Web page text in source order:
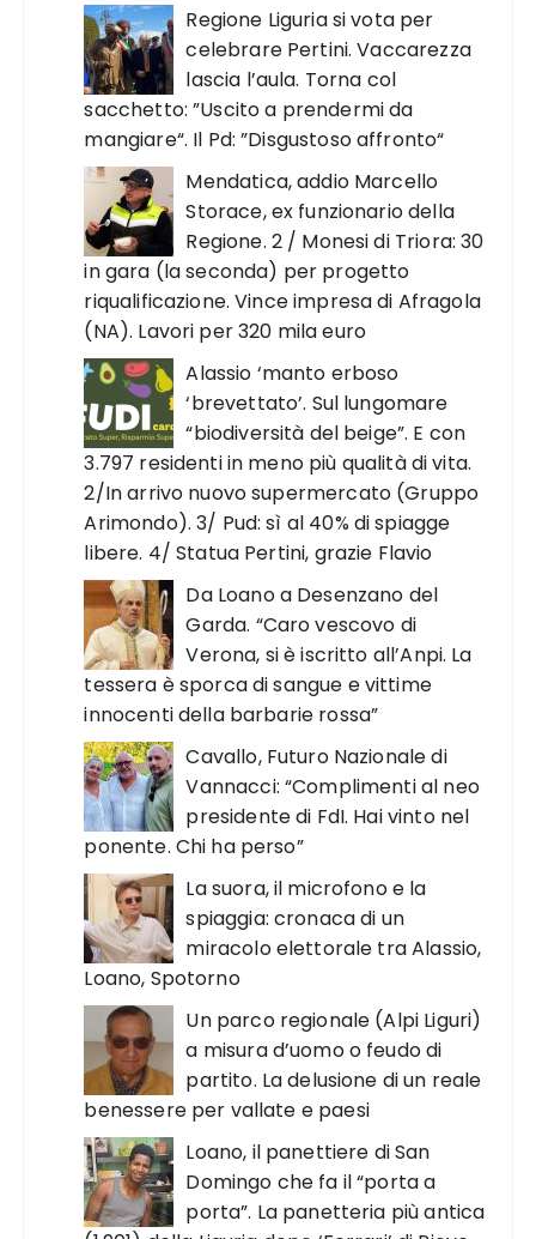
Regione Liguria si vota per
celebrare Pertini. Vaccarezza
lascia l’aula. Torna col
sacchetto: ”Uscito a prendermi da
mangiare“. Il Pd: ”Disgustoso affronto“
Mendatica, addio Marcello
Storace, ex funzionario della
Regione. 2 / Monesi di Triora: 30
in gara (la seconda) per progetto
riqualificazione. Vince impresa di Afragola
(NA). Lavori per 320 mila euro
Alassio ‘manto erboso
‘brevettato’. Sul lungomare
“biodiversità del beige”. E con
3.797 residenti in meno più qualità di vita.
2/In arrivo nuovo supermercato (Gruppo
Arimondo). 3/ Pud: sì al 40% di spiagge
libere. 4/ Statua Pertini, grazie Flavio
Da Loano a Desenzano del
Garda. “Caro vescovo di
Verona, si è iscritto all’Anpi. La
tessera è sporca di sangue e vittime
innocenti della barbarie rossa”
Cavallo, Futuro Nazionale di
Vannacci: “Complimenti al neo
presidente di FdI. Hai vinto nel
ponente. Chi ha perso”
La suora, il microfono e la
spiaggia: cronaca di un
miracolo elettorale tra Alassio,
Loano, Spotorno
Un parco regionale (Alpi Liguri)
a misura d’uomo o feudo di
partito. La delusione di un reale
benessere per vallate e paesi
Loano, il panettiere di San
Domingo che fa il “porta a
porta”. La panetteria più antica